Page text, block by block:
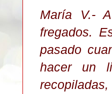
María V.-
fregados.
pasado
hacer un